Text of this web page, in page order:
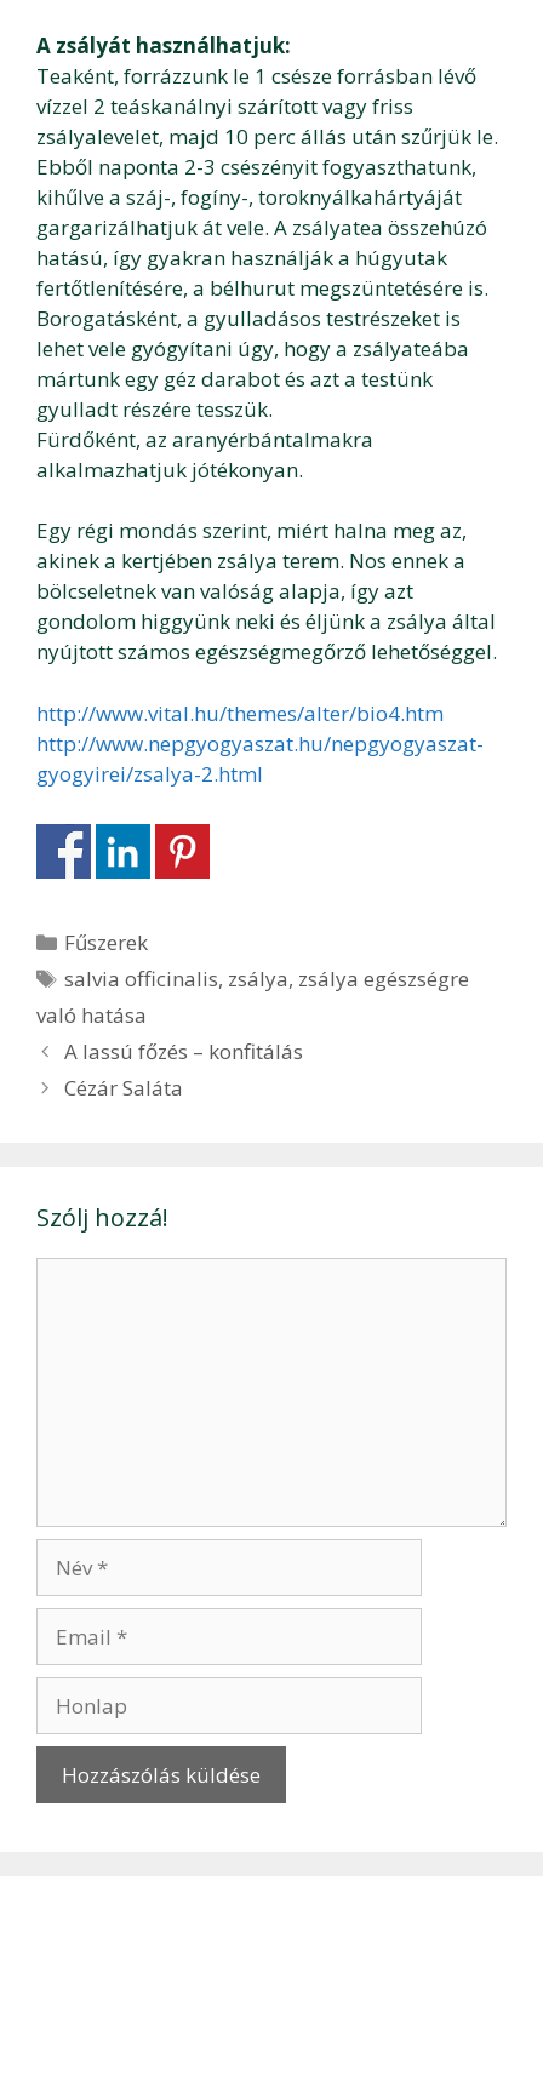
A zsályát használhatjuk:
Teaként, forrázzunk le 1 csésze forrásban lévő
vízzel 2 teáskanálnyi szárított vagy friss
zsályalevelet, majd 10 perc állás után szűrjük le.
Ebből naponta 2-3 csészényit fogyaszthatunk,
kihűlve a száj-, fogíny-, toroknyálkahártyáját
gargarizálhatjuk át vele. A zsályatea összehúzó
hatású, így gyakran használják a húgyutak
fertőtlenítésére, a bélhurut megszüntetésére is.
Borogatásként, a gyulladásos testrészeket is
lehet vele gyógyítani úgy, hogy a zsályateába
mártunk egy géz darabot és azt a testünk
gyulladt részére tesszük.
Fürdőként, az aranyérbántalmakra
alkalmazhatjuk jótékonyan.
Egy régi mondás szerint, miért halna meg az,
akinek a kertjében zsálya terem. Nos ennek a
bölcseletnek van valóság alapja, így azt
gondolom higgyünk neki és éljünk a zsálya által
nyújtott számos egészségmegőrző lehetőséggel.
http://www.vital.hu/themes/alter/bio4.htm
http://www.nepgyogyaszat.hu/nepgyogyaszat-
gyogyirei/zsalya-2.html
Kategória
Fűszerek
Címkék
salvia officinalis, zsálya, zsálya egészségre
való hatása
Bejegyzés
navigáció
A lassú főzés – konfitálás
Cézár Saláta
Szólj hozzá!